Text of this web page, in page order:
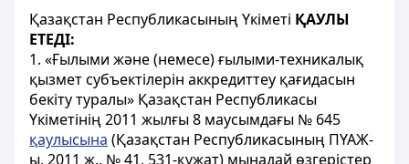
Қазақстан Республикасының Үкіметі ҚАУЛЫ
ЕТЕДІ:
1. «Ғылыми және (немесе) ғылыми-техникалық
қызмет субъектілерін аккредиттеу қағидасын
бекіту туралы» Қазақстан Республикасы
Үкіметінің 2011 жылғы 8 маусымдағы № 645
қаулысына (Қазақстан Республикасының ПҮАЖ-
ы, 2011 ж., № 41, 531-құжат) мынадай өзгерістер